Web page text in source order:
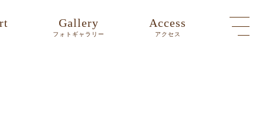
Gallery
フォトギャラリー
Access
アクセス